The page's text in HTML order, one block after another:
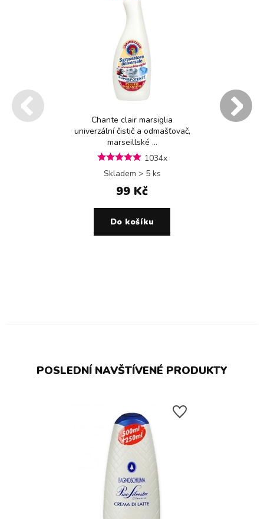
Chante clair marsiglia
univerzální čistič a odmašťovač,
marseillské ...
1034x
Skladem > 5 ks
99 Kč
Do košíku
POSLEDNÍ NAVŠTÍVENÉ PRODUKTY